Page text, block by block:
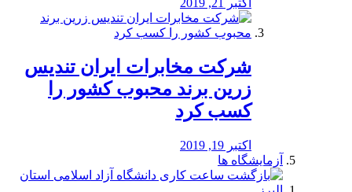
اکتبر 21, 2019
شرکت مخابرات ایران تندیس
زرین برند محبوب کشور را
کسب کرد
اکتبر 19, 2019
آزمایشگاه ها